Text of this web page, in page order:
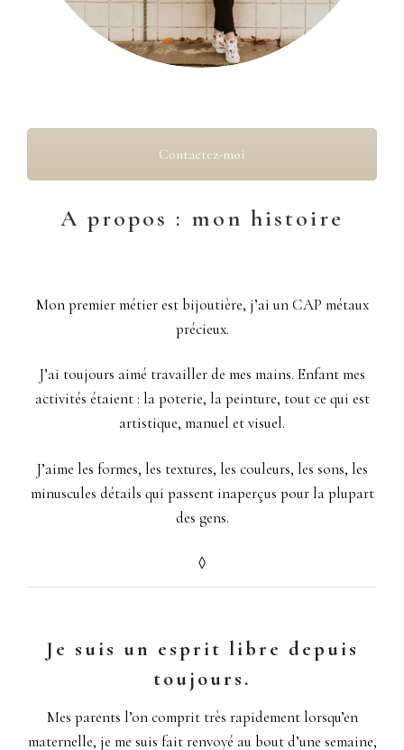
Contactez-moi
A propos : mon histoire
Mon premier métier est bijoutière, j’ai un CAP métaux
précieux.
J’ai toujours aimé travailler de mes mains. Enfant mes
activités étaient : la poterie, la peinture, tout ce qui est
artistique, manuel et visuel.
J’aime les formes, les textures, les couleurs, les sons, les
minuscules détails qui passent inaperçus pour la plupart
des gens.
◊
Je suis un esprit libre depuis
toujours.
Mes parents l’on comprit très rapidement lorsqu’en
maternelle, je me suis fait renvoyé au bout d’une semaine,